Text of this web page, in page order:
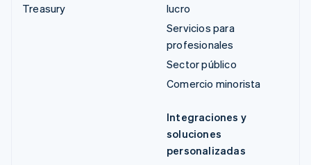
Treasury
lucro
Servicios para
profesionales
Sector público
Comercio minorista
Integraciones y
soluciones
personalizadas